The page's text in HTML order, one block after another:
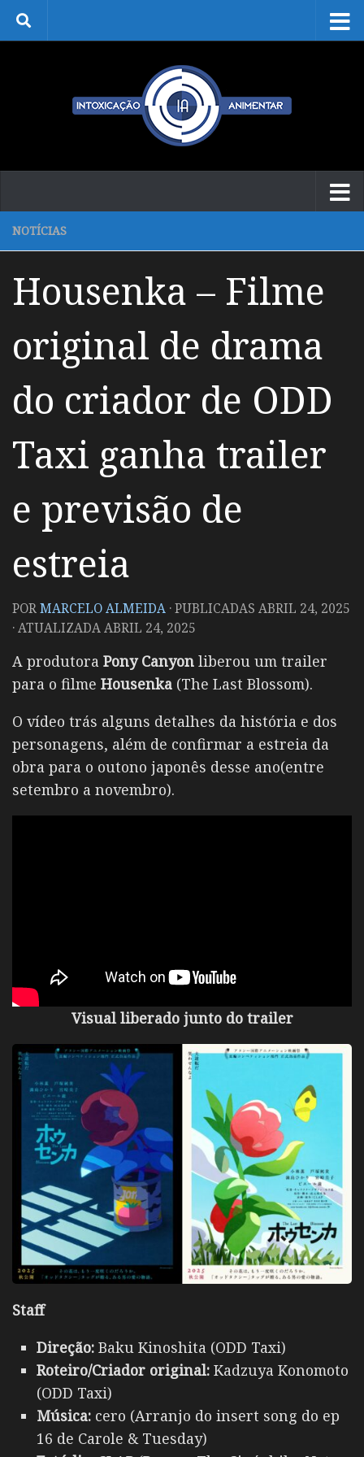
Skip to content
NOTÍCIAS
Housenka – Filme
original de drama
do criador de ODD
Taxi ganha trailer
e previsão de
estreia
PORMARCELO ALMEIDA · PUBLICADAS ABRIL 24, 2025
· ATUALIZADAABRIL 24, 2025
A produtora Pony Canyon liberou um trailer
para o filme Housenka (The Last Blossom).
O vídeo trás alguns detalhes da história e dos
personagens, além de confirmar a estreia da
obra para o outono japonês desse ano(entre
setembro a novembro).
Visual liberado junto do trailer
Staff
Direção: Baku Kinoshita (ODD Taxi)
Roteiro/Criador original: Kadzuya Konomoto
(ODD Taxi)
Música: cero (Arranjo do insert song do ep
16 de Carole & Tuesday)